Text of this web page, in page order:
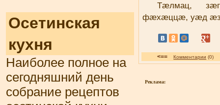
Осетинская
кухня
Наиболее полное на
сегодняшний день
собрание рецептов
Тæлмац,
фæхæццæ, уæд æз
<== Комментарии
Реклама: